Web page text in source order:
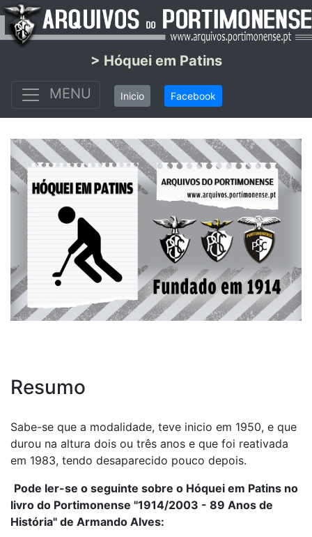
> Hóquei em Patins
MENU
Inicio Facebook
Resumo
Sabe-se que a modalidade, teve inicio em 1950, e que
durou na altura dois ou três anos e que foi reativada
em 1983, tendo desaparecido pouco depois.
Pode ler-se o seguinte sobre o Hóquei em Patins no
livro do Portimonense "1914/2003 - 89 Anos de
História" de Armando Alves: